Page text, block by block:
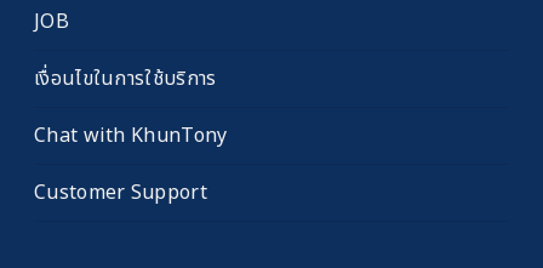
JOB
เงื่อนไขในการใช้บริการ
Chat with KhunTony
Customer Support